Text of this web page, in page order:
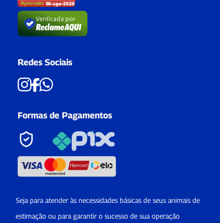
Verificada por
Redes Sociais
Formas de Pagamentos
Seja para atender às necessidades básicas de seus animais de
estimação ou para garantir o sucesso de sua operação